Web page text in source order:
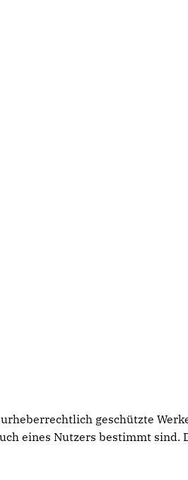
geschützte
eines Nutzers bestimmt sind.